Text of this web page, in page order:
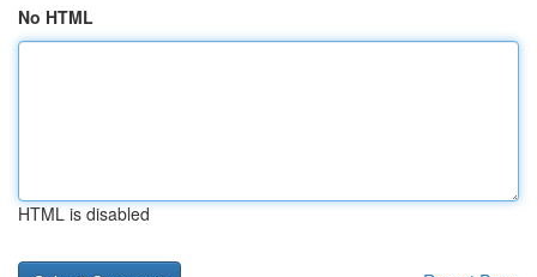
No HTML
HTML is disabled